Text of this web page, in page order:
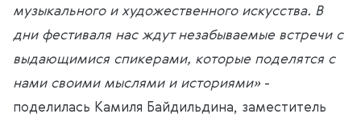
музыкального и художественного искусства. В
дни фестиваля нас ждут незабываемые встречи с
выдающимися спикерами, которые поделятся с
нами своими мыслями и историями»-
поделилась Камиля Байдильдина, заместитель